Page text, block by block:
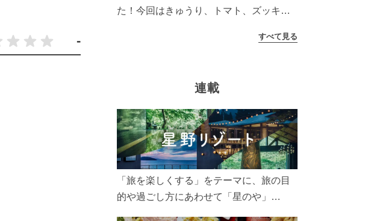
-
た！今回はきゅうり、トマト、ズッキー
太陽の光をたっぷりあびた夏野菜は栄養
すべて見る
連載
「旅を楽しくする」をテーマに、旅の目
的や過ごし方にあわせて「星のや」